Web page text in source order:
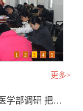
1 2 3 4 5
更多>
武明花副校长深入医学部调研 把脉领航高质量发展新征程